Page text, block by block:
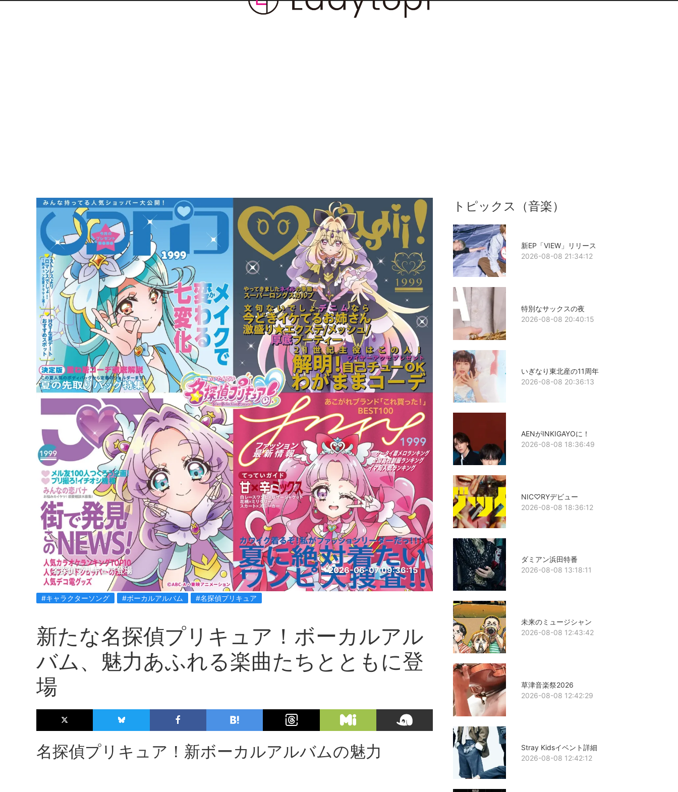
名探偵プリキュア登場 2026-06-07 09:36:15
#キャラクターソング #ボーカルアルバム #名探偵プリキュア
新たな名探偵プリキュア！ボーカルアル
バム、魅力あふれる楽曲たちとともに登
場
名探偵プリキュア！新ボーカルアルバムの魅力
トピックス（音楽）
新EP「VIEW」リリース
2026-08-08 21:34:12
特別なサックスの夜
2026-08-08 20:40:15
いぎなり東北産の11周年
2026-08-08 20:36:13
AENがINKIGAYOに！
2026-08-08 18:36:49
NIC♡RYデビュー
2026-08-08 18:36:12
ダミアン浜田特番
2026-08-08 13:18:11
未来のミュージシャン
2026-08-08 12:43:42
草津音楽祭2026
2026-08-08 12:42:29
Stray Kidsイベント詳細
2026-08-08 12:42:12